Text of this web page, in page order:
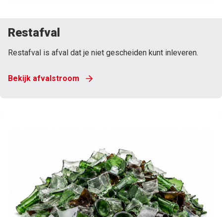
Restafval
Restafval is afval dat je niet gescheiden kunt inleveren.
Bekijk afvalstroom